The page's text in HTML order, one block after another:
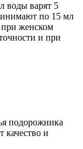
воды варят 5
по 15 мл
при женском
и при
подорожника
качество и